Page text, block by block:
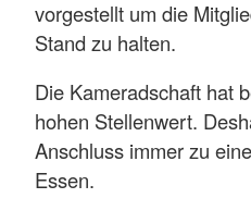
vorgestellt um die
Stand zu halten.
Die Kameradschaft hat
hohen Stellenwert.
Anschluss immer zu
Essen.